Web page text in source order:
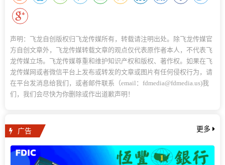
声明：飞龙自创版权归飞龙传媒所有，转载请注明出处。除飞龙传媒官
方自创文章外，飞龙传媒转载文章的观点仅代表原作者本人，不代表飞
龙传媒立场。飞龙传媒尊重和维护知识产权和版权、著作权。如果在飞
龙传媒网或者微信平台上发布或转发的文章或图片有任何侵权行为，请
在平台发消息给我们，或者邮件联系（email：fdmedia@fdmedia.us)我
们，我们会尽快为你删除或作出道歉声明！
广告 更多